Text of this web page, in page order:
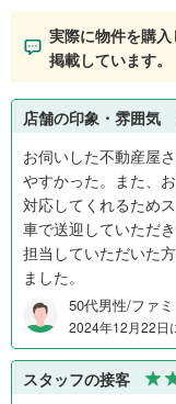
実際に物件を購
掲載しています。
店舗の印象・雰囲気
お伺いした不動産屋
やすかった。また、
対応してくれるため
車で送迎していただ
担当していただいた
ました。
50代男性/ファ
2024年12月22日
スタッフの接客